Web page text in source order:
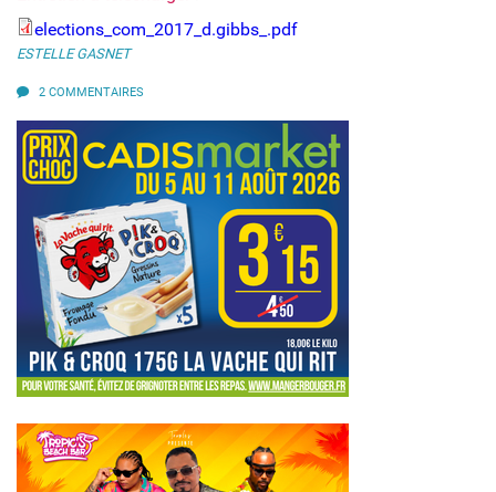
elections_com_2017_d.gibbs_.pdf
elections_com_2017_d.gibbs_.pdf
ESTELLE GASNET
2 COMMENTAIRES